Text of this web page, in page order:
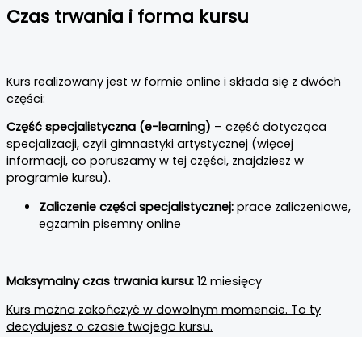
Czas trwania i forma kursu
Kurs realizowany jest w formie online i składa się z dwóch
części:
Część specjalistyczna (e-learning) – część dotycząca
specjalizacji, czyli gimnastyki artystycznej (więcej
informacji, co poruszamy w tej części, znajdziesz w
programie kursu).
Zaliczenie części specjalistycznej: prace zaliczeniowe,
egzamin pisemny online
Maksymalny czas trwania kursu: 12 miesięcy
Kurs można zakończyć w dowolnym momencie. To ty
decydujesz o czasie twojego kursu.